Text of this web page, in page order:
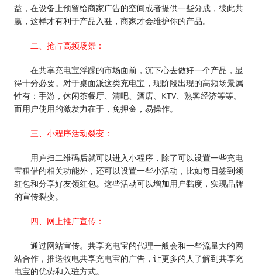
益，在设备上预留给商家广告的空间或者提供一些分成，彼此共
赢，这样才有利于产品入驻，商家才会维护你的产品。
二、抢占高频场景：
在共享充电宝浮躁的市场面前，沉下心去做好一个产品，显
得十分必要。对于桌面派这类充电宝，现阶段出现的高频场景属
性有：手游，休闲茶餐厅、清吧、酒店、KTV、熟客经济等等。
而用户使用的激发力在于，免押金，易操作。
三、小程序活动裂变：
用户扫二维码后就可以进入小程序，除了可以设置一些充电
宝租借的相关功能外，还可以设置一些小活动，比如每日签到领
红包和分享好友领红包。这些活动可以增加用户黏度，实现品牌
的宣传裂变。
四、网上推广宣传：
通过网站宣传。共享充电宝的代理一般会和一些流量大的网
站合作，推送牧电共享充电宝的广告，让更多的人了解到共享充
电宝的优势和入驻方式。